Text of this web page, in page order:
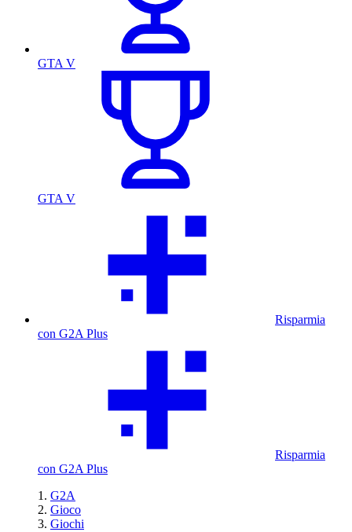
GTA V
GTA V
Risparmia
con G2A Plus
Risparmia
con G2A Plus
G2A
Gioco
Giochi